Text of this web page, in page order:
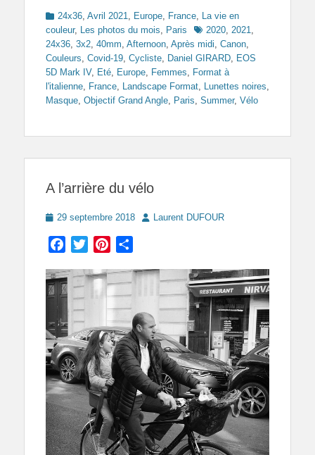
Categories
24x36, Avril 2021, Europe, France, La vie en
couleur, Les photos du mois, Paris Tags2020, 2021,
24x36, 3x2, 40mm, Afternoon, Après midi, Canon,
Couleurs, Covid-19, Cycliste, Daniel GIRARD, EOS
5D Mark IV, Eté, Europe, Femmes, Format à
l'italienne, France, Landscape Format, Lunettes noires,
Masque, Objectif Grand Angle, Paris, Summer, Vélo
A l’arrière du vélo
Posted
29 septembre 2018 AuthorLaurent DUFOUR
Facebook
TwitterPinterest